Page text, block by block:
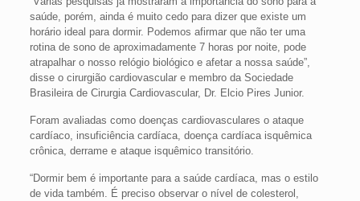
saúde, porém, ainda é muito cedo para dizer que existe um
horário ideal para dormir. Podemos afirmar que não ter uma
rotina de sono de aproximadamente 7 horas por noite, pode
atrapalhar o nosso relógio biológico e afetar a nossa saúde”,
disse o cirurgião cardiovascular e membro da Sociedade
Brasileira de Cirurgia Cardiovascular, Dr. Elcio Pires Junior.
Foram avaliadas como doenças cardiovasculares o ataque
cardíaco, insuficiência cardíaca, doença cardíaca isquêmica
crônica, derrame e ataque isquêmico transitório.
“Dormir bem é importante para a saúde cardíaca, mas o estilo
de vida também. É preciso observar o nível de colesterol,